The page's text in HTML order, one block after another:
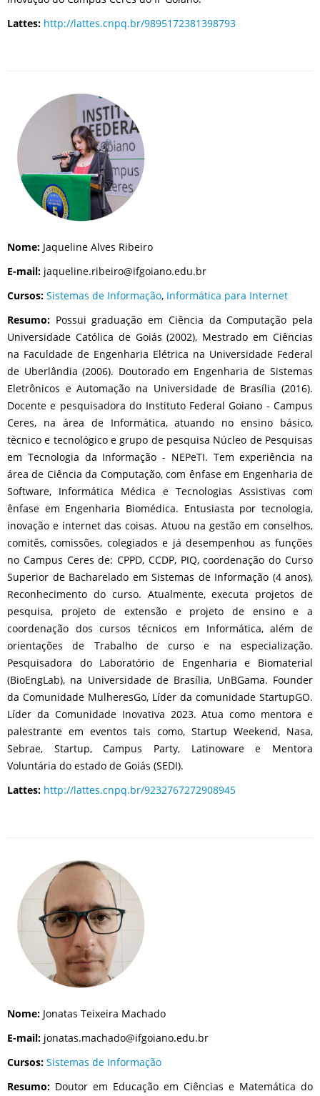
Lattes: http://lattes.cnpq.br/9895172381398793
Nome: Jaqueline Alves Ribeiro
E-mail: jaqueline.ribeiro@ifgoiano.edu.br
Cursos: Sistemas de Informação, Informática para Internet
Resumo: Possui graduação em Ciência da Computação pela
Universidade Católica de Goiás (2002), Mestrado em Ciências
na Faculdade de Engenharia Elétrica na Universidade Federal
de Uberlândia (2006). Doutorado em Engenharia de Sistemas
Eletrônicos e Automação na Universidade de Brasília (2016).
Docente e pesquisadora do Instituto Federal Goiano - Campus
Ceres, na área de Informática, atuando no ensino básico,
técnico e tecnológico e grupo de pesquisa Núcleo de Pesquisas
em Tecnologia da Informação - NEPeTI. Tem experiência na
área de Ciência da Computação, com ênfase em Engenharia de
Software, Informática Médica e Tecnologias Assistivas com
ênfase em Engenharia Biomédica. Entusiasta por tecnologia,
inovação e internet das coisas. Atuou na gestão em conselhos,
comitês, comissões, colegiados e já desempenhou as funções
no Campus Ceres de: CPPD, CCDP, PIQ, coordenação do Curso
Superior de Bacharelado em Sistemas de Informação (4 anos),
Reconhecimento do curso. Atualmente, executa projetos de
pesquisa, projeto de extensão e projeto de ensino e a
coordenação dos cursos técnicos em Informática, além de
orientações de Trabalho de curso e na especialização.
Pesquisadora do Laboratório de Engenharia e Biomaterial
(BioEngLab), na Universidade de Brasília, UnBGama. Founder
da Comunidade MulheresGo, Líder da comunidade StartupGO.
Líder da Comunidade Inovativa 2023. Atua como mentora e
palestrante em eventos tais como, Startup Weekend, Nasa,
Sebrae, Startup, Campus Party, Latinoware e Mentora
Voluntária do estado de Goiás (SEDI).
Lattes: http://lattes.cnpq.br/9232767272908945
Nome: Jonatas Teixeira Machado
E-mail: jonatas.machado@ifgoiano.edu.br
Cursos: Sistemas de Informação
Resumo: Doutor em Educação em Ciências e Matemática do